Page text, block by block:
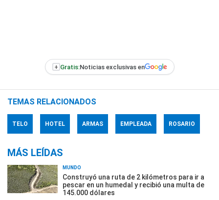
+ Gratis:Noticias exclusivas en
TEMAS RELACIONADOS
TELO HOTEL ARMAS EMPLEADA ROSARIO
MÁS LEÍDAS
MUNDO
Construyó una ruta de 2 kilómetros para ir a
pescar en un humedal y recibió una multa de
145.000 dólares